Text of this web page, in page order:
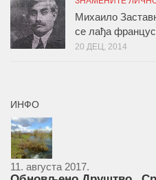
Михаило
се лађа
20 ДЕЦ, 2014
ИНФО
11. августа 2017.